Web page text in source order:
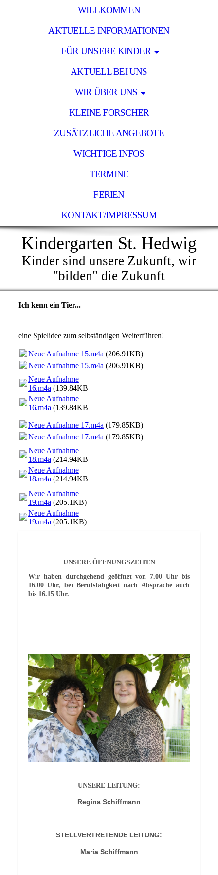
WILLKOMMEN
AKTUELLE INFORMATIONEN
FÜR UNSERE KINDER
AKTUELL BEI UNS
WIR ÜBER UNS
KLEINE FORSCHER
ZUSÄTZLICHE ANGEBOTE
WICHTIGE INFOS
TERMINE
FERIEN
KONTAKT/IMPRESSUM
Kindergarten St. Hedwig
Kinder sind unsere Zukunft, wir
"bilden" die Zukunft
Ich kenn ein Tier...
eine Spielidee zum selbständigen Weiterführen!
Neue Aufnahme 15.m4a (206.91KB)
Neue Aufnahme 15.m4a (206.91KB)
Neue Aufnahme
16.m4a (139.84KB)
Neue Aufnahme
16.m4a (139.84KB)
Neue Aufnahme 17.m4a (179.85KB)
Neue Aufnahme 17.m4a (179.85KB)
Neue Aufnahme
18.m4a (214.94KB)
Neue Aufnahme
18.m4a (214.94KB)
Neue Aufnahme
19.m4a (205.1KB)
Neue Aufnahme
19.m4a (205.1KB)
UNSERE ÖFFNUNGSZEITEN
Wir haben durchgehend geöffnet von 7.00 Uhr bis
16.00 Uhr, bei Berufstätigkeit nach Absprache auch
bis 16.15 Uhr.
UNSERE LEITUNG:
Regina Schiffmann
STELLVERTRETENDE LEITUNG:
Maria Schiffmann